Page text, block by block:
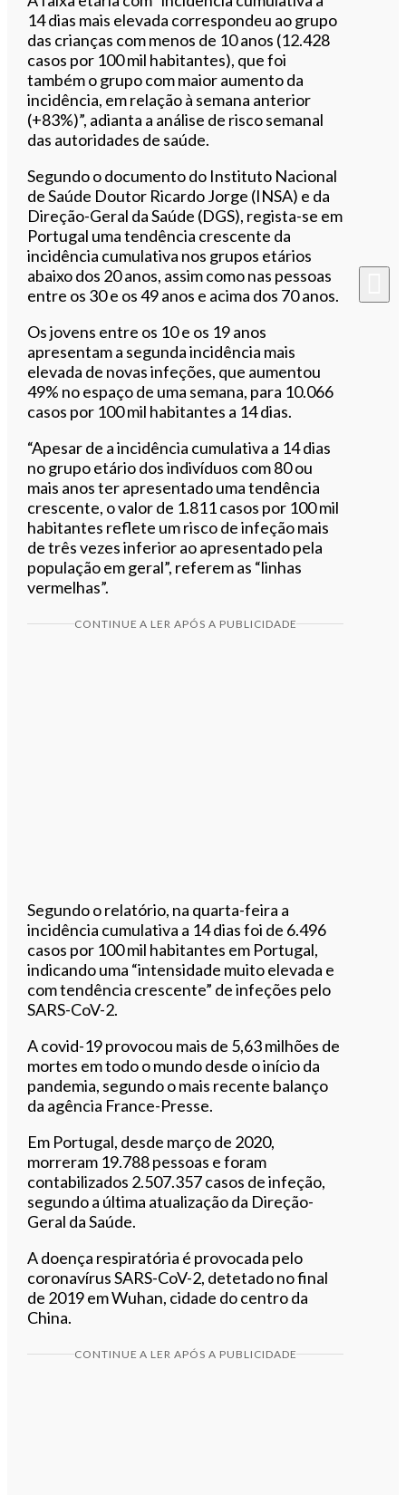
14 dias mais elevada correspondeu ao grupo
das crianças com menos de 10 anos (12.428
casos por 100 mil habitantes), que foi
também o grupo com maior aumento da
incidência, em relação à semana anterior
(+83%)”, adianta a análise de risco semanal
das autoridades de saúde.
Segundo o documento do Instituto Nacional
de Saúde Doutor Ricardo Jorge (INSA) e da
Direção-Geral da Saúde (DGS), regista-se em
Portugal uma tendência crescente da
incidência cumulativa nos grupos etários
abaixo dos 20 anos, assim como nas pessoas
entre os 30 e os 49 anos e acima dos 70 anos.
Os jovens entre os 10 e os 19 anos
apresentam a segunda incidência mais
elevada de novas infeções, que aumentou
49% no espaço de uma semana, para 10.066
casos por 100 mil habitantes a 14 dias.
“Apesar de a incidência cumulativa a 14 dias
no grupo etário dos indivíduos com 80 ou
mais anos ter apresentado uma tendência
crescente, o valor de 1.811 casos por 100 mil
habitantes reflete um risco de infeção mais
de três vezes inferior ao apresentado pela
população em geral”, referem as “linhas
vermelhas”.
CONTINUE A LER APÓS A PUBLICIDADE
Segundo o relatório, na quarta-feira a
incidência cumulativa a 14 dias foi de 6.496
casos por 100 mil habitantes em Portugal,
indicando uma “intensidade muito elevada e
com tendência crescente” de infeções pelo
SARS-CoV-2.
A covid-19 provocou mais de 5,63 milhões de
mortes em todo o mundo desde o início da
pandemia, segundo o mais recente balanço
da agência France-Presse.
Em Portugal, desde março de 2020,
morreram 19.788 pessoas e foram
contabilizados 2.507.357 casos de infeção,
segundo a última atualização da Direção-
Geral da Saúde.
A doença respiratória é provocada pelo
coronavírus SARS-CoV-2, detetado no final
de 2019 em Wuhan, cidade do centro da
China.
CONTINUE A LER APÓS A PUBLICIDADE